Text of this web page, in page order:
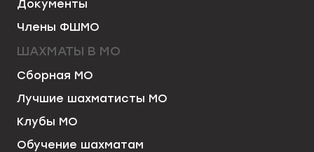
Документы
Члены ФШМО
ШАХМАТЫ В МО
Сборная МО
Лучшие шахматисты МО
Клубы МО
Обучение шахматам